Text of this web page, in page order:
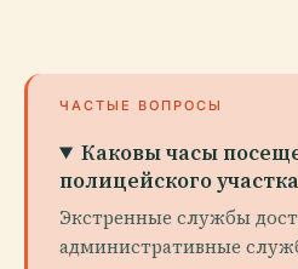
ЧАСТЫЕ ВОПРОСЫ
Каковы часы
полицейского
Экстренные службы
административные